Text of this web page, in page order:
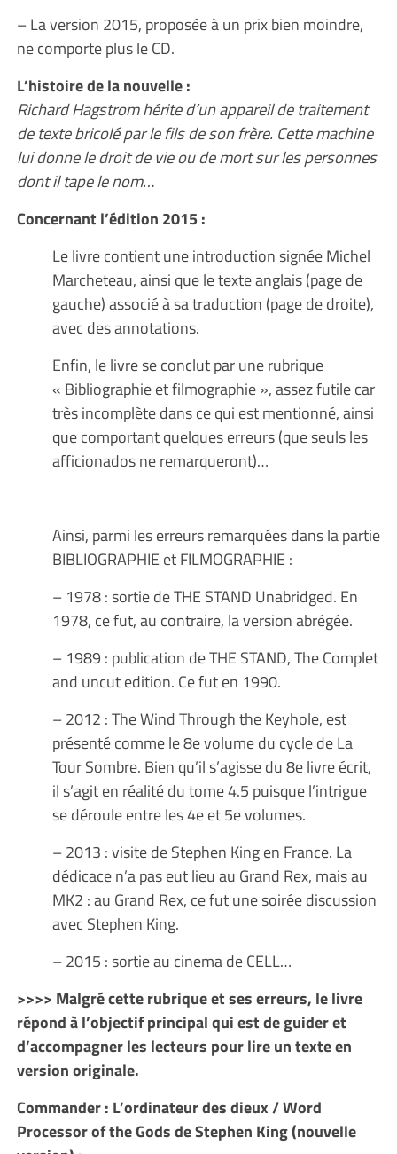
– La version 2015, proposée à un prix bien moindre,
ne comporte plus le CD.
L’histoire de la nouvelle :
Richard Hagstrom hérite d’un appareil de traitement
de texte bricolé par le fils de son frère. Cette machine
lui donne le droit de vie ou de mort sur les personnes
dont il tape le nom…
Concernant l’édition 2015 :
Le livre contient une introduction signée Michel
Marcheteau, ainsi que le texte anglais (page de
gauche) associé à sa traduction (page de droite),
avec des annotations.
Enfin, le livre se conclut par une rubrique
« Bibliographie et filmographie », assez futile car
très incomplète dans ce qui est mentionné, ainsi
que comportant quelques erreurs (que seuls les
afficionados ne remarqueront)…
Ainsi, parmi les erreurs remarquées dans la partie
BIBLIOGRAPHIE et FILMOGRAPHIE :
– 1978 : sortie de THE STAND Unabridged. En
1978, ce fut, au contraire, la version abrégée.
– 1989 : publication de THE STAND, The Complet
and uncut edition. Ce fut en 1990.
– 2012 : The Wind Through the Keyhole, est
présenté comme le 8e volume du cycle de La
Tour Sombre. Bien qu’il s’agisse du 8e livre écrit,
il s’agit en réalité du tome 4.5 puisque l’intrigue
se déroule entre les 4e et 5e volumes.
– 2013 : visite de Stephen King en France. La
dédicace n’a pas eut lieu au Grand Rex, mais au
MK2 : au Grand Rex, ce fut une soirée discussion
avec Stephen King.
– 2015 : sortie au cinema de CELL…
>>>> Malgré cette rubrique et ses erreurs, le livre
répond à l’objectif principal qui est de guider et
d’accompagner les lecteurs pour lire un texte en
version originale.
Commander : L’ordinateur des dieux / Word
Processor of the Gods de Stephen King (nouvelle